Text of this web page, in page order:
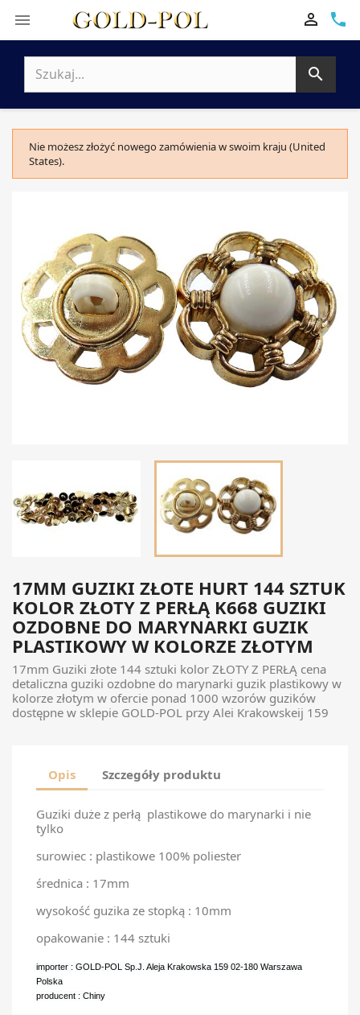
 phone


Nie możesz złożyć nowego zamówienia w swoim kraju (United
States).
17MM GUZIKI ZŁOTE HURT 144 SZTUK
KOLOR ZŁOTY Z PERŁĄ K668 GUZIKI
OZDOBNE DO MARYNARKI GUZIK
PLASTIKOWY W KOLORZE ZŁOTYM
17mm Guziki złote 144 sztuki kolor ZŁOTY Z PERŁĄ cena
detaliczna guziki ozdobne do marynarki guzik plastikowy w
kolorze złotym w ofercie ponad 1000 wzorów guzików
dostępne w sklepie GOLD-POL przy Alei Krakowskeij 159
Opis Szczegóły produktu
Guziki duże z perłą plastikowe do marynarki i nie
tylko
surowiec : plastikowe 100% poliester
średnica : 17mm
wysokość guzika ze stopką : 10mm
opakowanie : 144 sztuki
importer : GOLD-POL Sp.J. Aleja Krakowska 159 02-180 Warszawa
Polska
producent : Chiny